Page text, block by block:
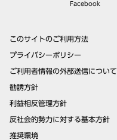
Facebook
このサイトのご利用方法
プライバシーポリシー
ご利用者情報の外部送信について
勧誘方針
利益相反管理方針
反社会的勢力に対する基本方針
推奨環境